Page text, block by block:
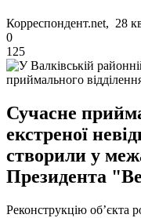
Корреспондент.net, 28
0
125
Сучасне
екстреної
створили у
Президента
Реконструкцію об’єкта